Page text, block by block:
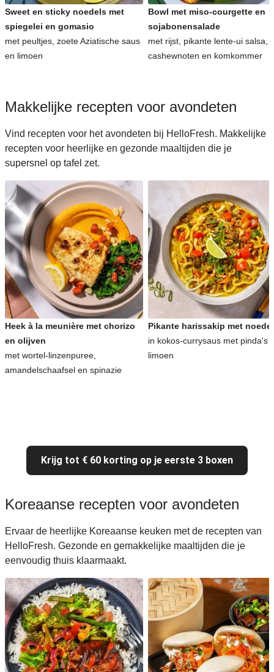
Sweet en sticky noedels met
spiegelei en gomasio
met peultjes, zoete Aziatische saus
en limoen
Bowl met miso-courgette en
sojabonensalade
met rijst, pikante lente-ui salsa,
cashewnoten en komkommer
Makkelijke recepten voor avondeten
Vind recepten voor het avondeten bij HelloFresh. Makkelijke
recepten voor heerlijke en gezonde maaltijden die je
supersnel op tafel zet.
Heek à la meunière met chorizo
en olijven
met wortel-linzenpuree,
amandelschaafsel en spinazie
Pikante harissakip met
in kokos-currysaus met pinda's
limoen
Krijg tot € 60 korting op je eerste 3 boxen
Koreaanse recepten voor avondeten
Ervaar de heerlijke Koreaanse keuken met de recepten van
HelloFresh. Gezonde en gemakkelijke maaltijden die je
eenvoudig thuis klaarmaakt.